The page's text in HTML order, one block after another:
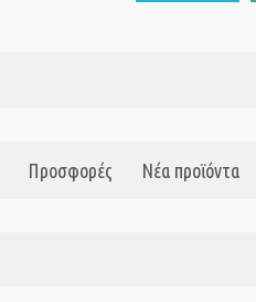
Προσφορές Νέα προϊόντα